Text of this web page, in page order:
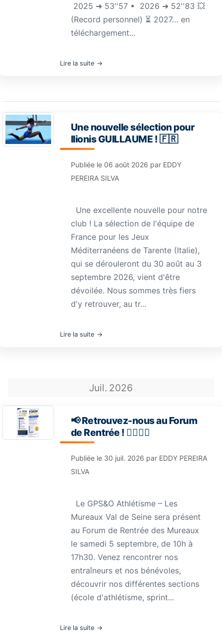
⁠2025 ➜ 53''57 •⁠ ⁠2026 ➜ 52''83 💥
(Record personnel) ⏳ 2027… en
téléchargement...
Lire la suite
Une nouvelle sélection pour
Ilionis GUILLAUME ! 🇫🇷
Publiée le 06 août 2026 par EDDY
PEREIRA SILVA
Une excellente nouvelle pour notre
club ! La sélection de l'équipe de
France pour les Jeux
Méditerranéens de Tarente (Italie),
qui se dérouleront du 30 août au 3
septembre 2026, vient d'être
dévoilée. Nous sommes très fiers
d'y retrouver, au tr...
Lire la suite
Juil. 2026
📢 Retrouvez-nous au Forum
de Rentrée ! 🏃‍♀️🏃‍♂️
Publiée le 30 juil. 2026 par EDDY PEREIRA
SILVA
Le GPS&O Athlétisme – Les
Mureaux Val de Seine sera présent
au Forum de Rentrée des Mureaux
le samedi 5 septembre, de 10h à
17h30. Venez rencontrer nos
entraîneurs et nos bénévoles,
découvrir nos différentes sections
(école d'athlétisme, sprint...
Lire la suite